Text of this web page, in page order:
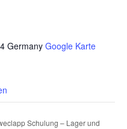
Germany Google Karte
Schulung – Lager und